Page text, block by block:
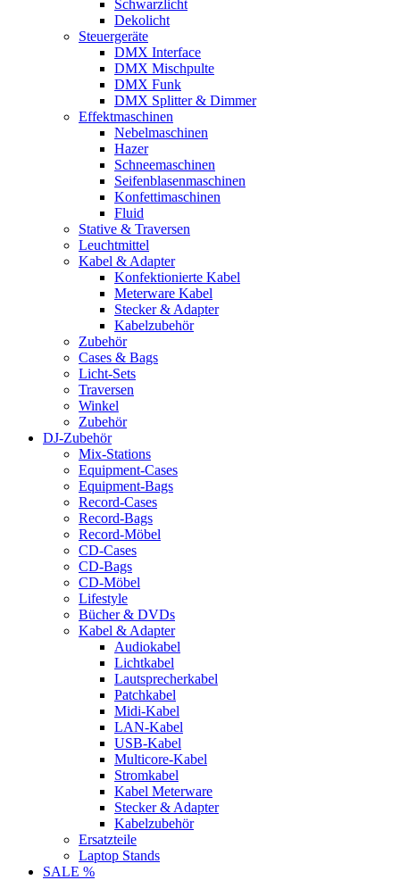
Schwarzlicht
Dekolicht
Steuergeräte
DMX Interface
DMX Mischpulte
DMX Funk
DMX Splitter & Dimmer
Effektmaschinen
Nebelmaschinen
Hazer
Schneemaschinen
Seifenblasenmaschinen
Konfettimaschinen
Fluid
Stative & Traversen
Leuchtmittel
Kabel & Adapter
Konfektionierte Kabel
Meterware Kabel
Stecker & Adapter
Kabelzubehör
Zubehör
Cases & Bags
Licht-Sets
Traversen
Winkel
Zubehör
DJ-Zubehör
Mix-Stations
Equipment-Cases
Equipment-Bags
Record-Cases
Record-Bags
Record-Möbel
CD-Cases
CD-Bags
CD-Möbel
Lifestyle
Bücher & DVDs
Kabel & Adapter
Audiokabel
Lichtkabel
Lautsprecherkabel
Patchkabel
Midi-Kabel
LAN-Kabel
USB-Kabel
Multicore-Kabel
Stromkabel
Kabel Meterware
Stecker & Adapter
Kabelzubehör
Ersatzteile
Laptop Stands
SALE %